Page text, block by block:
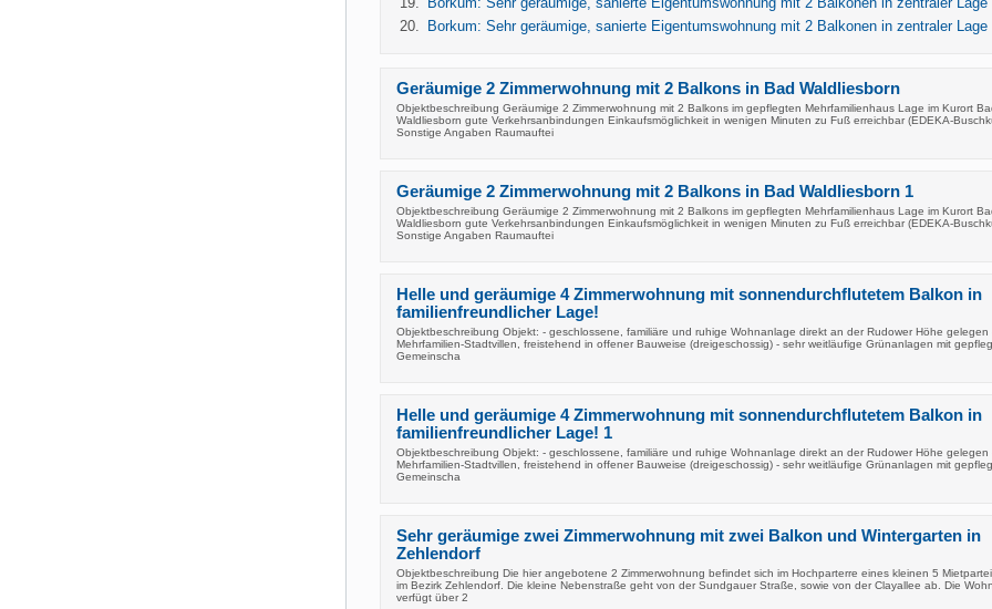
Borkum: Sehr geräumige, sanierte Eigentumswohnung mit 2 Balkonen in zentraler Lage
Geräumige 2 Zimmerwohnung mit 2 Balkons in Bad Waldliesborn
Objektbeschreibung Geräumige 2 Zimmerwohnung mit 2 Balkons im gepflegten Mehrfamilienhaus Lage im Kurort
Waldliesborn gute Verkehrsanbindungen Einkaufsmöglichkeit in wenigen Minuten zu Fuß erreichbar (EDEKA-
Sonstige Angaben Raumauftei
Geräumige 2 Zimmerwohnung mit 2 Balkons in Bad Waldliesborn 1
Objektbeschreibung Geräumige 2 Zimmerwohnung mit 2 Balkons im gepflegten Mehrfamilienhaus Lage im Kurort
Waldliesborn gute Verkehrsanbindungen Einkaufsmöglichkeit in wenigen Minuten zu Fuß erreichbar (EDEKA-
Sonstige Angaben Raumauftei
Helle und geräumige 4 Zimmerwohnung mit sonnendurchflutetem Balkon in
familienfreundlicher Lage!
Objektbeschreibung Objekt: - geschlossene, familiäre und ruhige Wohnanlage direkt an der Rudower Höhe gelegen
Mehrfamilien-Stadtvillen, freistehend in offener Bauweise (dreigeschossig) - sehr weitläufige Grünanlagen mit
Gemeinscha
Helle und geräumige 4 Zimmerwohnung mit sonnendurchflutetem Balkon in
familienfreundlicher Lage! 1
Objektbeschreibung Objekt: - geschlossene, familiäre und ruhige Wohnanlage direkt an der Rudower Höhe gelegen
Mehrfamilien-Stadtvillen, freistehend in offener Bauweise (dreigeschossig) - sehr weitläufige Grünanlagen mit
Gemeinscha
Sehr geräumige zwei Zimmerwohnung mit zwei Balkon und Wintergarten in
Zehlendorf
Objektbeschreibung Die hier angebotene 2 Zimmerwohnung befindet sich im Hochparterre eines kleinen 5
im Bezirk Zehlendorf. Die kleine Nebenstraße geht von der Sundgauer Straße, sowie von der Clayallee ab. Die
verfügt über 2